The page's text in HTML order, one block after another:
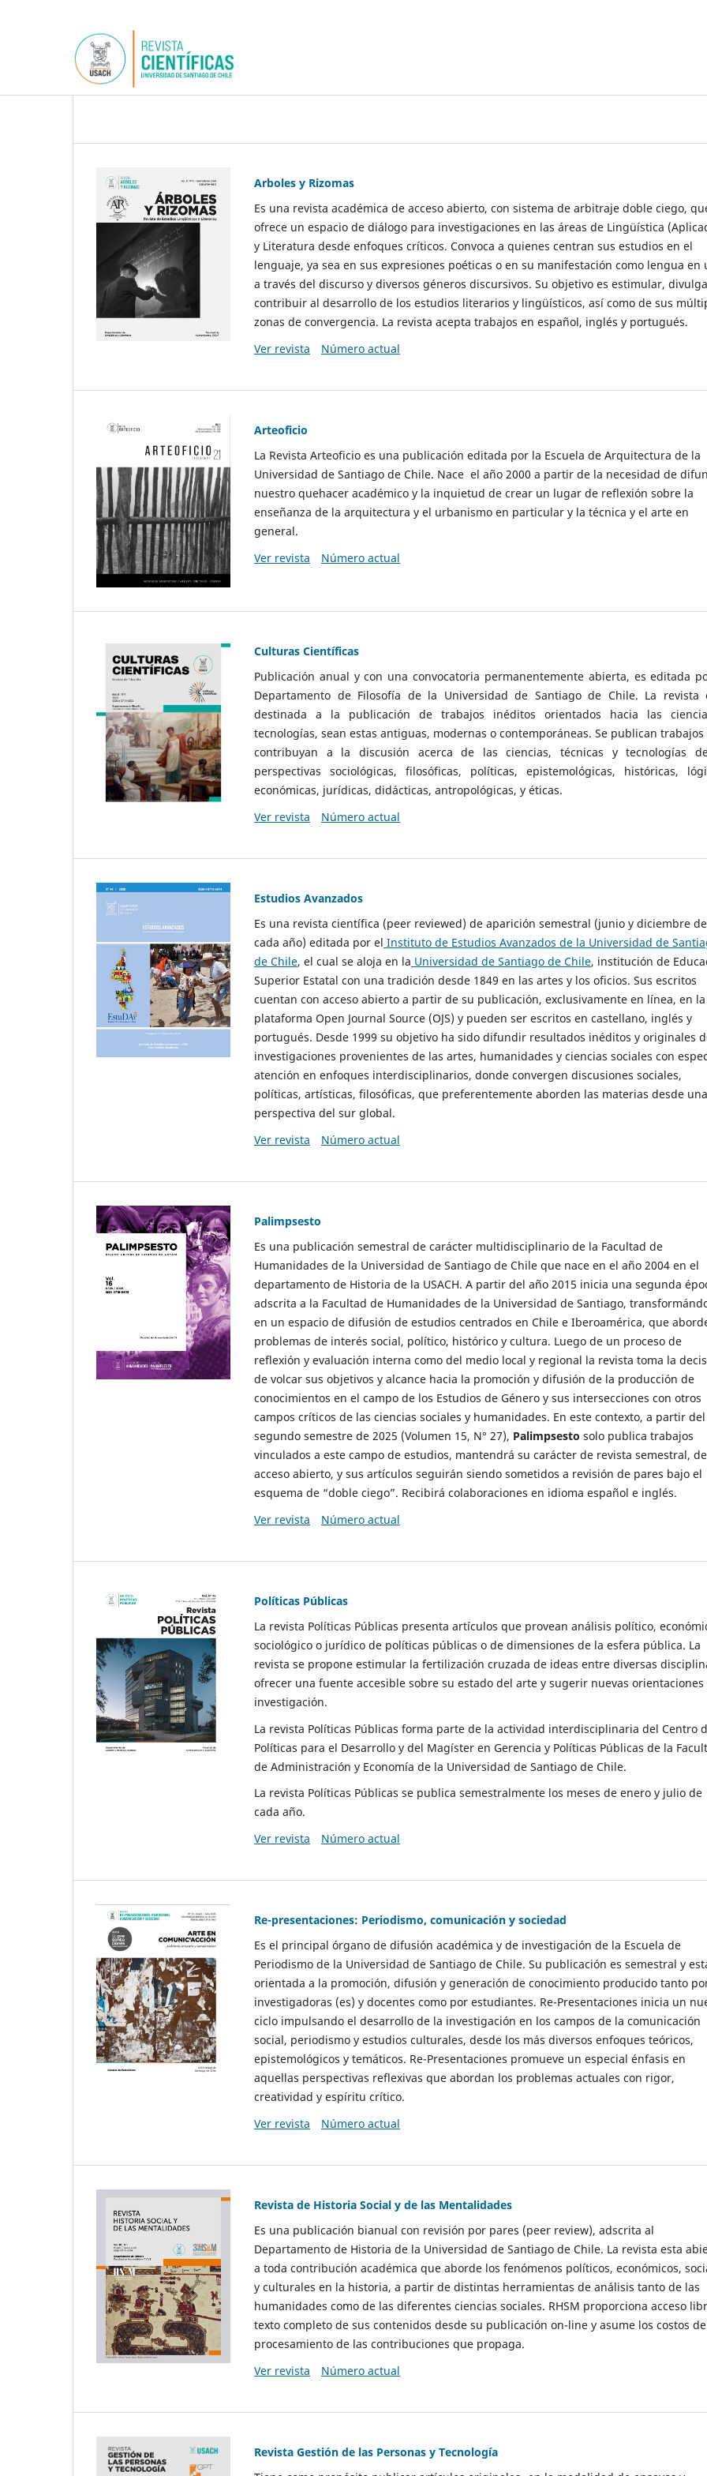
Arboles y Rizomas
Es una revista académica de acceso abierto, con sistema de arbitraje doble ciego,
ofrece un espacio de diálogo para investigaciones en las áreas de Lingüística
y Literatura desde enfoques críticos. Convoca a quienes centran sus estudios en el
lenguaje, ya sea en sus expresiones poéticas o en su manifestación como lengua en
a través del discurso y diversos géneros discursivos. Su objetivo es estimular,
contribuir al desarrollo de los estudios literarios y lingüísticos, así como de sus
zonas de convergencia. La revista acepta trabajos en español, inglés y portugués.
Ver revista
Número actual
Arteoficio
La Revista Arteoficio es una publicación editada por la Escuela de Arquitectura de la
Universidad de Santiago de Chile. Nace el año 2000 a partir de la necesidad de
nuestro quehacer académico y la inquietud de crear un lugar de reflexión sobre la
enseñanza de la arquitectura y el urbanismo en particular y la técnica y el arte en
general.
Ver revista
Número actual
Culturas Científicas
Publicación anual y con una convocatoria permanentemente abierta, es editada
Departamento de Filosofía de la Universidad de Santiago de Chile. La revista
destinada a la publicación de trabajos inéditos orientados hacia las
tecnologías, sean estas antiguas, modernas o contemporáneas. Se publican
contribuyan a la discusión acerca de las ciencias, técnicas y tecnologías
perspectivas sociológicas, filosóficas, políticas, epistemológicas, históricas,
económicas, jurídicas, didácticas, antropológicas, y éticas.
Ver revista
Número actual
Estudios Avanzados
Es una revista científica (peer reviewed) de aparición semestral (junio y diciembre de
cada año) editada por el Instituto de Estudios Avanzados de la Universidad de
de Chile, el cual se aloja en la Universidad de Santiago de Chile, institución de
Superior Estatal con una tradición desde 1849 en las artes y los oficios. Sus escritos
cuentan con acceso abierto a partir de su publicación, exclusivamente en línea, en la
plataforma Open Journal Source (OJS) y pueden ser escritos en castellano, inglés y
portugués. Desde 1999 su objetivo ha sido difundir resultados inéditos y originales
investigaciones provenientes de las artes, humanidades y ciencias sociales con
atención en enfoques interdisciplinarios, donde convergen discusiones sociales,
políticas, artísticas, filosóficas, que preferentemente aborden las materias desde una
perspectiva del sur global.
Ver revista
Número actual
Palimpsesto
Es una publicación semestral de carácter multidisciplinario de la Facultad de
Humanidades de la Universidad de Santiago de Chile que nace en el año 2004 en el
departamento de Historia de la USACH. A partir del año 2015 inicia una segunda
adscrita a la Facultad de Humanidades de la Universidad de Santiago,
en un espacio de difusión de estudios centrados en Chile e Iberoamérica, que
problemas de interés social, político, histórico y cultura. Luego de un proceso de
reflexión y evaluación interna como del medio local y regional la revista toma la
de volcar sus objetivos y alcance hacia la promoción y difusión de la producción de
conocimientos en el campo de los Estudios de Género y sus intersecciones con otros
campos críticos de las ciencias sociales y humanidades. En este contexto, a partir del
segundo semestre de 2025 (Volumen 15, N° 27), Palimpsesto solo publica trabajos
vinculados a este campo de estudios, mantendrá su carácter de revista semestral, de
acceso abierto, y sus artículos seguirán siendo sometidos a revisión de pares bajo el
esquema de “doble ciego”. Recibirá colaboraciones en idioma español e inglés.
Ver revista
Número actual
Políticas Públicas
La revista Políticas Públicas presenta artículos que provean análisis político,
sociológico o jurídico de políticas públicas o de dimensiones de la esfera pública. La
revista se propone estimular la fertilización cruzada de ideas entre diversas
ofrecer una fuente accesible sobre su estado del arte y sugerir nuevas orientaciones
investigación.
La revista Políticas Públicas forma parte de la actividad interdisciplinaria del Centro
Políticas para el Desarrollo y del Magíster en Gerencia y Políticas Públicas de la
de Administración y Economía de la Universidad de Santiago de Chile.
La revista Políticas Públicas se publica semestralmente los meses de enero y julio de
cada año.
Ver revista
Número actual
Re-presentaciones: Periodismo, comunicación y sociedad
Es el principal órgano de difusión académica y de investigación de la Escuela de
Periodismo de la Universidad de Santiago de Chile. Su publicación es semestral y
orientada a la promoción, difusión y generación de conocimiento producido tanto
investigadoras (es) y docentes como por estudiantes. Re-Presentaciones inicia un
ciclo impulsando el desarrollo de la investigación en los campos de la comunicación
social, periodismo y estudios culturales, desde los más diversos enfoques teóricos,
epistemológicos y temáticos. Re-Presentaciones promueve un especial énfasis en
aquellas perspectivas reflexivas que abordan los problemas actuales con rigor,
creatividad y espíritu crítico.
Ver revista
Número actual
Revista de Historia Social y de las Mentalidades
Es una publicación bianual con revisión por pares (peer review), adscrita al
Departamento de Historia de la Universidad de Santiago de Chile. La revista esta
a toda contribución académica que aborde los fenómenos políticos, económicos,
y culturales en la historia, a partir de distintas herramientas de análisis tanto de las
humanidades como de las diferentes ciencias sociales. RHSM proporciona acceso
texto completo de sus contenidos desde su publicación on-line y asume los costos de
procesamiento de las contribuciones que propaga.
Ver revista
Número actual
Revista Gestión de las Personas y Tecnología